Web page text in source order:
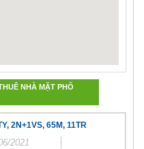
NHÀ MẶT PHỐ
2N+1VS, 65M, 11TR
2021